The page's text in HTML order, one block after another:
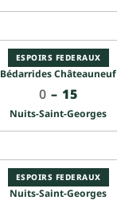
ESPOIRS FEDERAUX
Bédarrides Châteauneuf
0 – 15
Nuits-Saint-Georges
ESPOIRS FEDERAUX
Nuits-Saint-Georges